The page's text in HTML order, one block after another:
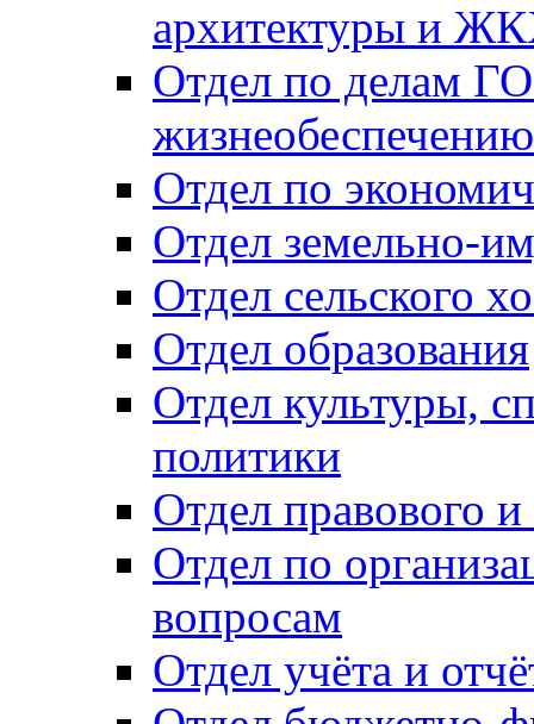
архитектуры и
Отдел по делам
Отдел по
Отдел земельно-
Отдел сельского
Отдел образования
Отдел культуры,
политики
Отдел правового
Отдел по
вопросам
Отдел учёта и